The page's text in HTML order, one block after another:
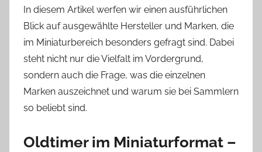
In diesem Artikel werfen wir einen ausführlichen
Blick auf ausgewählte Hersteller und Marken, die
im Miniaturbereich besonders gefragt sind. Dabei
steht nicht nur die Vielfalt im Vordergrund,
sondern auch die Frage, was die einzelnen
Marken auszeichnet und warum sie bei Sammlern
so beliebt sind.
Oldtimer im Miniaturformat –